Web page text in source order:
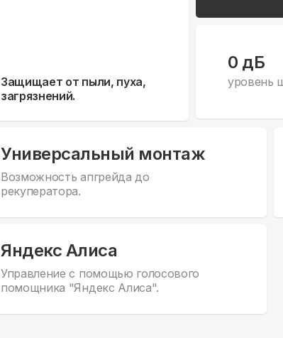
Защищает от пыли, пуха,
загрязнений.
0 дБ
уровень
Универсальный монтаж
Возможность апгрейда до
рекуператора.
Яндекс Алиса
Управление с помощью голосового
помощника "Яндекс Алиса".